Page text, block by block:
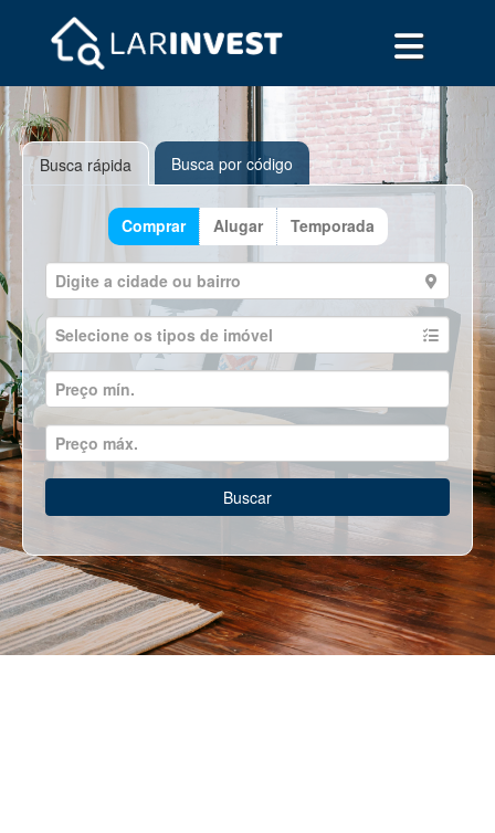
Busca rápida Busca por código
Comprar Alugar Temporada